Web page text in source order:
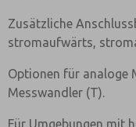
Zusätzliche
stromaufwärts,
Optionen für analoge
Messwandler (T).
Für Umgebungen mit